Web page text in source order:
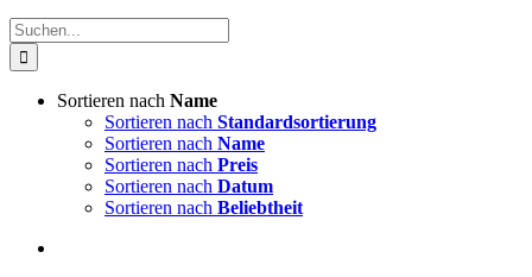
Suche
nach:
Sortieren nach Name
Sortieren nach Standardsortierung
Sortieren nach Name
Sortieren nach Preis
Sortieren nach Datum
Sortieren nach Beliebtheit